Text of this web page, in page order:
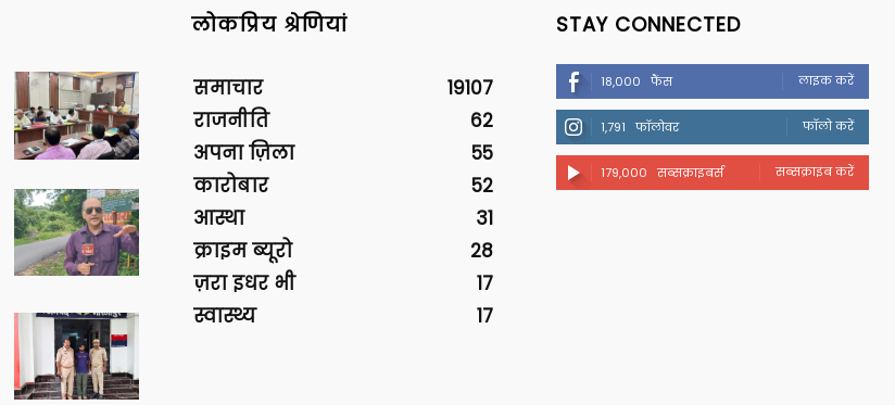
लोकप्रिय श्रेणियां
समाचार
19107
राजनीति
62
अपना ज़िला
55
कारोबार
52
आस्था
31
क्राइम ब्यूरो
28
ज़रा इधर भी
17
स्वास्थ्य
17
STAY CONNECTED
18,000 फैंस लाइक करें
1,791 फॉलोवर फॉलो करें
179,000 सब्सक्राइबर्स सब्सक्राइब करें